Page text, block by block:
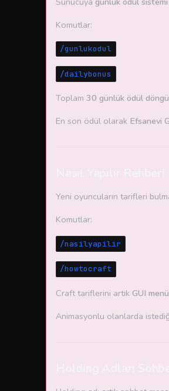
Komutlar:
/gunlukodul
/dailybonus
Toplam 30 günlük ödül
En son ödül olarak Efsanevi
Yeni oyuncuların tarifleri
Komutlar:
/nasilyapilir
/howtocraft
Craft tariflerini artık GUI
Animasyonlu olanlarda